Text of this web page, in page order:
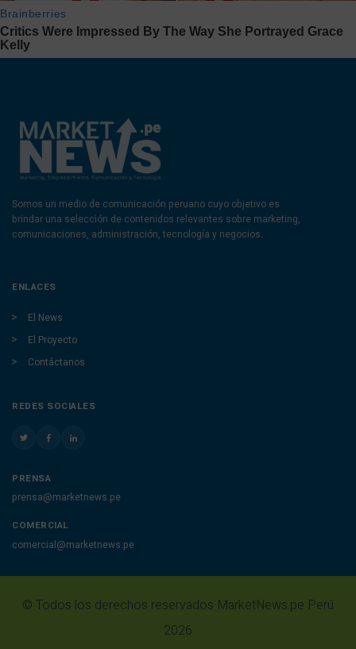
Somos un medio de comunicación peruano cuyo objetivo es
brindar una selección de contenidos relevantes sobre marketing,
comunicaciones, administración, tecnología y negocios.
ENLACES
El News
El Proyecto
Contáctanos
REDES SOCIALES
PRENSA
prensa@marketnews.pe
COMERCIAL
comercial@marketnews.pe
© Todos los derechos reservados MarketNews.pe Perú
2026